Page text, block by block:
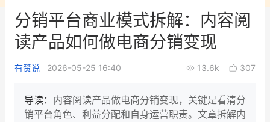
新零售大会 新零售茶会
增长产品指南
分销平台商业模式拆解：内容阅
读产品如何做电商分销变现
有赞说 2026-05-25 16:40 13.6k 307
导读： 内容阅读产品做电商分销变现，关键是看清分
销平台角色、利益分配和自身运营职责。文章拆解内